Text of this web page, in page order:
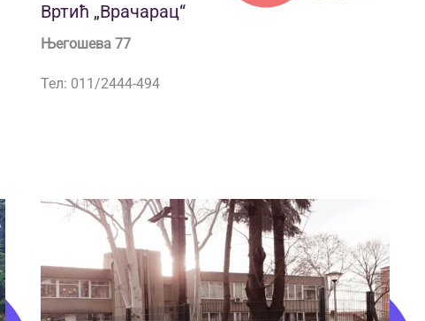
Вртић „Врачарац“
Његошева 77
Тел: 011/2444-494